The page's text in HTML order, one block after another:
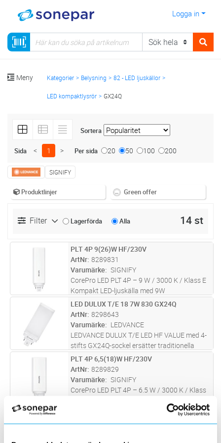
Logga in
Meny Kategorier Belysning 82 - LED ljuskällor
LED kompaktlysrör GX24Q
Sortera
Sida < 1 > Per sida 20 50 100 200
SIGNIFY
Produktlinjer Green offer
Filter Lagerförda Alla 14 st
ST Lägg i kundvagn
PLT 4P 9(26)W HF/230V
ArtNr 8289831
Varumärke
SIGNIFY
CorePro LED PLT 4P – 9 W / 3000 K / Klass E
Kompakt LED-ljuskälla med 9W
effektförbrukning och neutralvit
färgtemperatur (3000 K). Med ett ljusflöde på
110 lm/W uppfyller den belysningskrav
samtidig...läs mer
ST Lägg i kundvagn
LED DULUX T/E 18 7W 830 GX24Q
ArtNr 8298643
Varumärke
LEDVANCE
LEDVANCE DULUX T/E LED HF VALUE med 4-
stifts GX24Q-sockel ersätter traditionella
kompaktlysrör för drift med elektroniska
drivdon eller nätspänning. För drift med
elektroniskt drivdon se kompatibilit
ST Lägg i kundvagn
PLT 4P 6,5(18)W HF/230V
ArtNr 8289829
Varumärke
SIGNIFY
CorePro LED PLT 4P – 6.5 W / 3000 K / Klass
uppgradering av befintliga armaturer inom
allmänbelysning. Med 6.5 W
LED DULUX T/E 42 20W 830 GX24Q
ArtNr 8298649